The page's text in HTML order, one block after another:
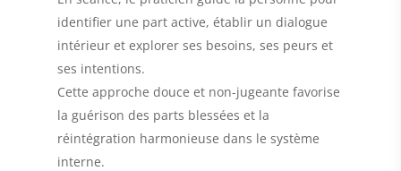
identifier une part active, établir un dialogue
intérieur et explorer ses besoins, ses peurs et
ses intentions.
Cette approche douce et non-jugeante favorise
la guérison des parts blessées et la
réintégration harmonieuse dans le système
interne.